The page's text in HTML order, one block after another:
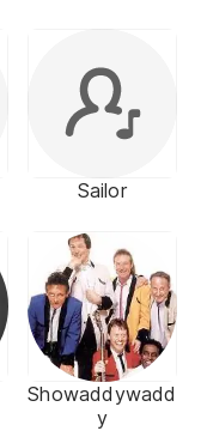
Sailor
Showaddywadd
y